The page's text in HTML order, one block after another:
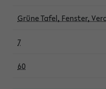
Grüne Tafel, Fenster,
7
60